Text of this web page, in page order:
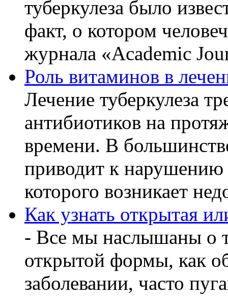
туберкулеза было
факт, о котором
журнала «Academic
Роль витаминов в
Лечение туберкулеза
антибиотиков на
времени. В
приводит к нарушению
которого возникает
Как узнать открытая
- Все мы наслышаны о
открытой формы, как
заболевании, часто